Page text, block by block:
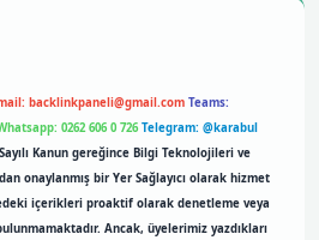
backlinkpaneli@gmail.com Teams:
0262 606 0 726 Telegram: @karabul
Kanun gereğince Bilgi Teknolojileri ve
onaylanmış bir Yer Sağlayıcı olarak hizmet
içerikleri proaktif olarak denetleme veya
Ancak, üyelerimiz yazdıkları